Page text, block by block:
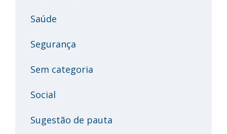
Saúde
Segurança
Sem categoria
Social
Sugestão de pauta